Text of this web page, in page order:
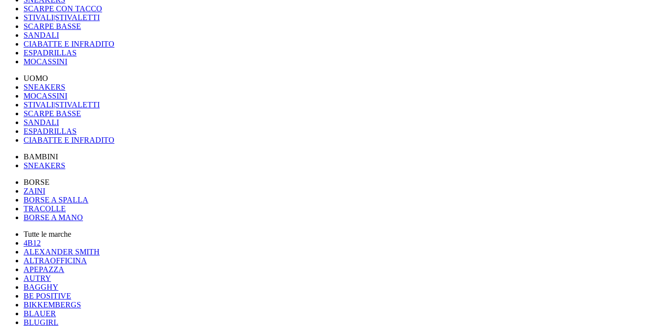
SCARPE CON TACCO
STIVALI|STIVALETTI
SCARPE BASSE
SANDALI
CIABATTE E INFRADITO
ESPADRILLAS
MOCASSINI
UOMO
SNEAKERS
MOCASSINI
STIVALI|STIVALETTI
SCARPE BASSE
SANDALI
ESPADRILLAS
CIABATTE E INFRADITO
BAMBINI
SNEAKERS
BORSE
ZAINI
BORSE A SPALLA
TRACOLLE
BORSE A MANO
Tutte le marche
4B12
ALEXANDER SMITH
ALTRAOFFICINA
APEPAZZA
AUTRY
BAGGHY
BE POSITIVE
BIKKEMBERGS
BLAUER
BLUGIRL